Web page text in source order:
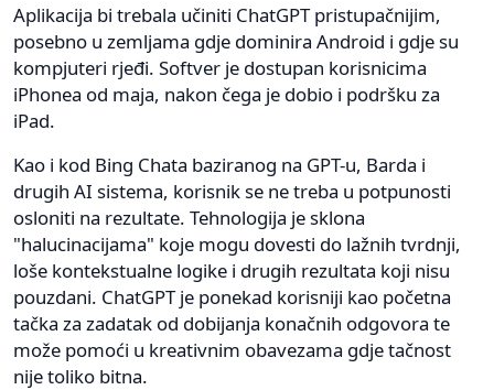
Aplikacija bi trebala učiniti ChatGPT pristupačnijim,
posebno u zemljama gdje dominira Android i gdje su
kompjuteri rjeđi. Softver je dostupan korisnicima
iPhonea od maja, nakon čega je dobio i podršku za
iPad.
Kao i kod Bing Chata baziranog na GPT-u, Barda i
drugih AI sistema, korisnik se ne treba u potpunosti
osloniti na rezultate. Tehnologija je sklona
"halucinacijama" koje mogu dovesti do lažnih tvrdnji,
loše kontekstualne logike i drugih rezultata koji nisu
pouzdani. ChatGPT je ponekad korisniji kao početna
tačka za zadatak od dobijanja konačnih odgovora te
može pomoći u kreativnim obavezama gdje tačnost
nije toliko bitna.